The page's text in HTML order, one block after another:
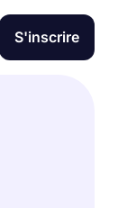
S'inscrire